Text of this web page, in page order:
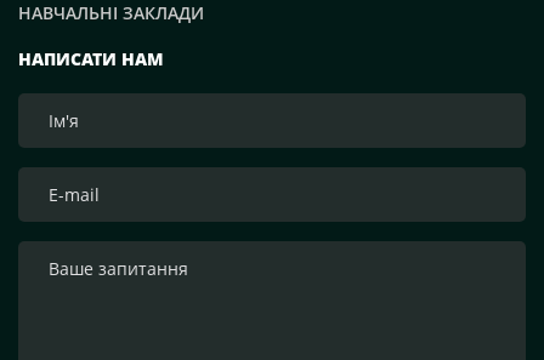
НАПИСАТИ НАМ
НАВЧАЛЬНІ ЗАКЛАДИ